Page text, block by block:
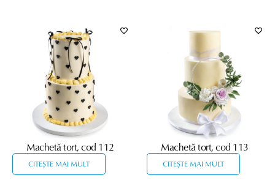
Machetă tort, cod 112
CITEȘTE MAI MULT
Machetă tort, cod 113
CITEȘTE MAI MULT